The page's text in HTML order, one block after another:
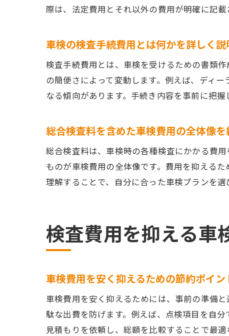
際は、法定費用とそれ以外の費用が明確に記
車検の検査手続費用とは何かを詳しく説
検査手続費用とは、車検を受けるための書類
の簡便さによって変動します。例えば、ディ
なる傾向があります。手続き内容を事前に把
総合検査料を含めた車検費用の全体像を
総合検査料は、車検時の各種検査にかかる費
ものが車検費用の全体像です。費用を抑える
理解することで、自分に合った車検プランを選
検査費用を抑える車
車検費用を安く抑えるための節約ポイン
車検費用を安く抑えるためには、事前の準備
駄な出費を防げます。例えば、点検項目を自
見積もりを依頼し、総額を比較することで最